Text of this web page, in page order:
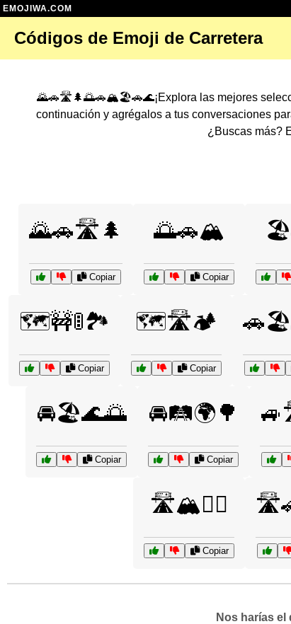
EMOJIWA.COM
Códigos de Emoji de Carretera
🌄🚗🛣️🌲🌅🚗🏔️🏖️🚗🌊¡Explora las mejores
continuación y agrégalos a tus conversaciones
¿Buscas más?
🌄🚗🛣️🌲
Copiar
🌅🚗🏔️
Copiar
🗺️🚧🚦🏞️
Copiar
🗺️🛣️🏕️
Copiar
🚘🏖️🌊🌅
Copiar
🚘🛤️🌍🌳
Copiar
🛣️🏔️🚴‍♂️
Copiar
Nos harías